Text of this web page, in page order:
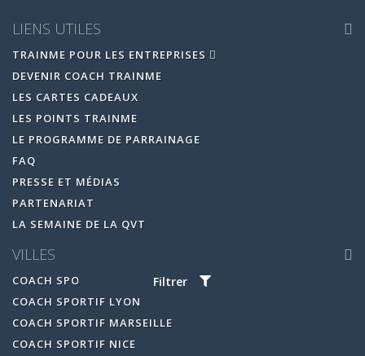
Filtrer
LIENS UTILES
TRAINME POUR LES ENTREPRISES
DEVENIR COACH TRAINME
LES CARTES CADEAUX
LES POINTS TRAINME
LE PROGRAMME DE PARRAINAGE
FAQ
PRESSE ET MÉDIAS
PARTENARIAT
LA SEMAINE DE LA QVT
VILLES
COACH SPORTIF PARIS
COACH SPORTIF LYON
COACH SPORTIF MARSEILLE
COACH SPORTIF NICE